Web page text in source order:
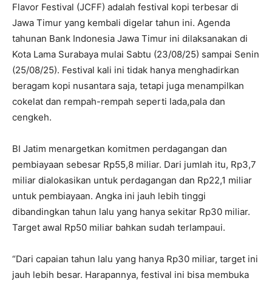
Flavor Festival (JCFF) adalah festival kopi terbesar di
Jawa Timur yang kembali digelar tahun ini. Agenda
tahunan Bank Indonesia Jawa Timur ini dilaksanakan di
Kota Lama Surabaya mulai Sabtu (23/08/25) sampai Senin
(25/08/25). Festival kali ini tidak hanya menghadirkan
beragam kopi nusantara saja, tetapi juga menampilkan
cokelat dan rempah-rempah seperti lada,pala dan
cengkeh.
BI Jatim menargetkan komitmen perdagangan dan
pembiayaan sebesar Rp55,8 miliar. Dari jumlah itu, Rp3,7
miliar dialokasikan untuk perdagangan dan Rp22,1 miliar
untuk pembiayaan. Angka ini jauh lebih tinggi
dibandingkan tahun lalu yang hanya sekitar Rp30 miliar.
Target awal Rp50 miliar bahkan sudah terlampaui.
“Dari capaian tahun lalu yang hanya Rp30 miliar, target ini
jauh lebih besar. Harapannya, festival ini bisa membuka